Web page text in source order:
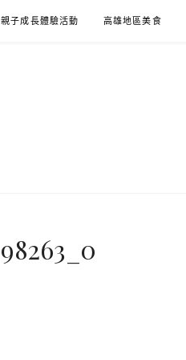
親子成長體驗活動 高雄地區美食
98263_0